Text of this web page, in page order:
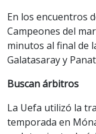
En los encuentros
Campeones del
minutos al final de
Galatasaray y
Buscan árbitros
La Uefa utilizó la
temporada en